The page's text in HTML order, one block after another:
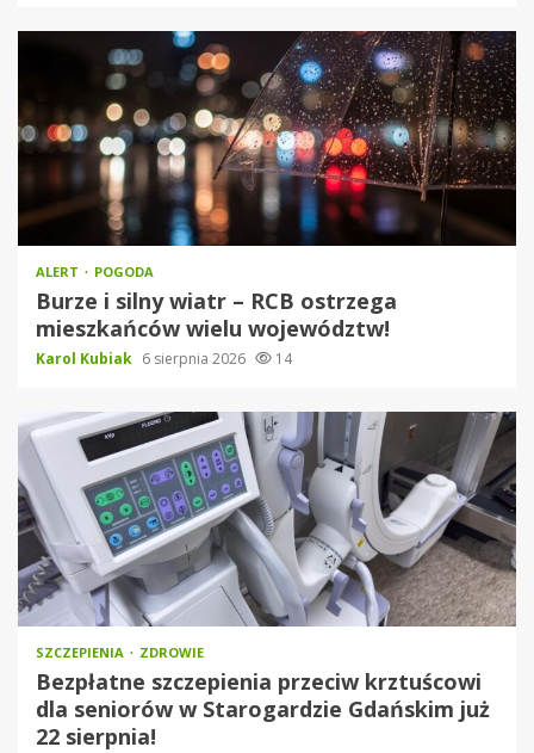
ALERT POGODA
Burze i silny wiatr – RCB ostrzega
mieszkańców wielu województw!
Karol Kubiak 6 sierpnia 2026 14
SZCZEPIENIA ZDROWIE
Bezpłatne szczepienia przeciw krztuścowi
dla seniorów w Starogardzie Gdańskim już
22 sierpnia!